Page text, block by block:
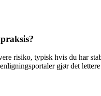
risiko, typisk hvis du har
gjør det